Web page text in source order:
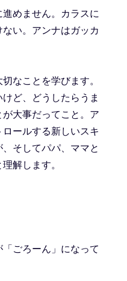
めません。カラスに
い。アンナはガッカ
なことを学びます。
ど、どうしたらうま
大事だってこと。ア
ールする新しいスキ
そしてパパ、ママと
解します。
ごろーん」になって